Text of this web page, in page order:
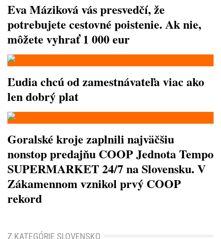
Eva Máziková vás presvedčí, že
potrebujete cestovné poistenie. Ak nie,
môžete vyhrať 1 000 eur
Ľudia chcú od zamestnávateľa viac ako
len dobrý plat
Goralské kroje zaplnili najväčšiu
nonstop predajňu COOP Jednota Tempo
SUPERMARKET 24/7 na Slovensku. V
Zákamennom vznikol prvý COOP
rekord
Z KATEGÓRIE SLOVENSKO